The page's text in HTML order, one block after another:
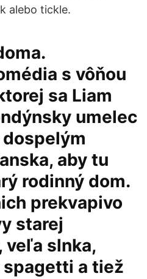
alebo tickle.
s vôňou
sa Liam
umelec
aby tu
rodinný dom.
prekvapivo
starej
veľa slnka,
a tiež